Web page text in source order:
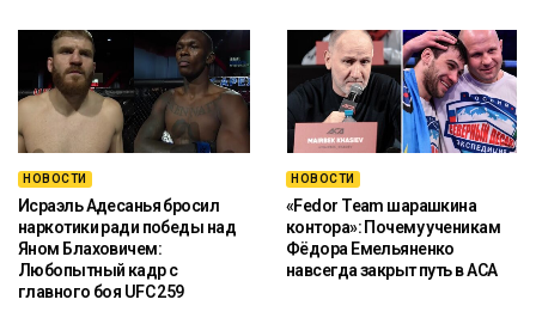
НОВОСТИ
Исраэль Адесанья бросил
наркотики ради победы над
Яном Блаховичем:
Любопытный кадр с
главного боя UFC 259
НОВОСТИ
«Fedor Team шарашкина
контора»: Почему ученикам
Фёдора Емельяненко
навсегда закрыт путь в ACA